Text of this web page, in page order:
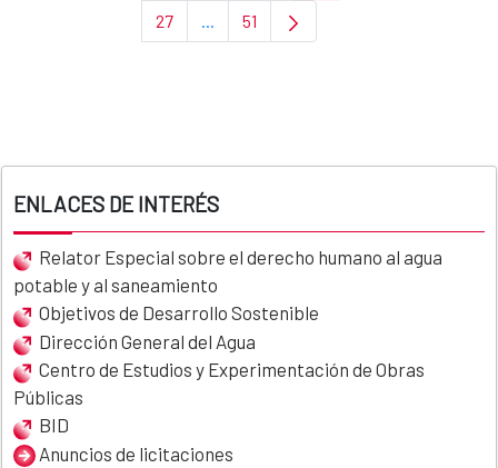
Page
27 ...Intermediate Pages Use TAB to
Page
51
ENLACES DE INTERÉS
Relator Especial sobre el derecho humano al agua
potable y al saneamiento
Objetivos de Desarrollo Sostenible
Dirección General del Agua
Centro de Estudios y Experimentación de Obras
Públicas
BID
Anuncios de licitaciones